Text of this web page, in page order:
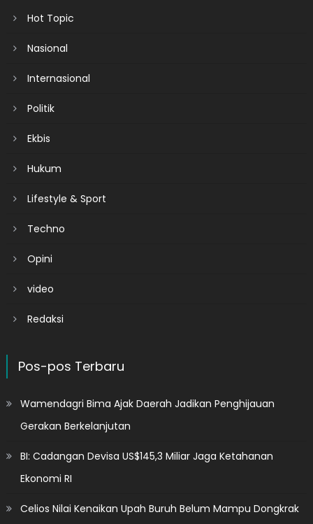
Hot Topic
Nasional
Internasional
Politik
Ekbis
Hukum
Lifestyle & Sport
Techno
Opini
video
Redaksi
Pos-pos Terbaru
Wamendagri Bima Ajak Daerah Jadikan Penghijauan
Gerakan Berkelanjutan
BI: Cadangan Devisa US$145,3 Miliar Jaga Ketahanan
Ekonomi RI
Celios Nilai Kenaikan Upah Buruh Belum Mampu Dongkrak